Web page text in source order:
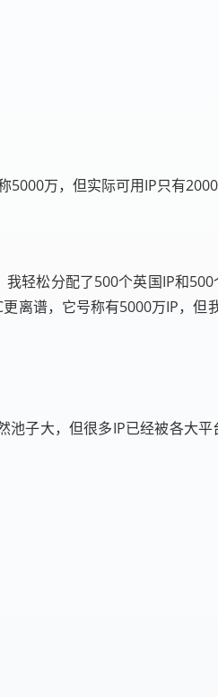
万，但实际可用IP只有2000
轻松分配了500个英国IP和
离谱，它号称有5000万IP，但
子大，但很多IP已经被各大